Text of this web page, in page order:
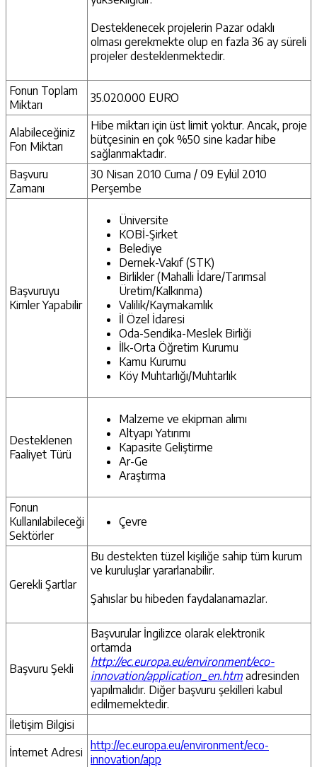
Desteklenecek projelerin Pazar odaklı
olması gerekmekte olup en fazla 36 ay süreli
projeler desteklenmektedir.
Fonun Toplam
Miktarı
35.020.000 EURO
Alabileceğiniz
Fon Miktarı
Hibe miktarı için üst limit yoktur. Ancak, proje
bütçesinin en çok %50 sine kadar hibe
sağlanmaktadır.
Başvuru
Zamanı
30 Nisan 2010 Cuma / 09 Eylül 2010
Perşembe
Başvuruyu
Kimler Yapabilir
Üniversite
KOBİ-Şirket
Belediye
Dernek-Vakıf (STK)
Birlikler (Mahalli İdare/Tarımsal
Üretim/Kalkınma)
Valilik/Kaymakamlık
İl Özel İdaresi
Oda-Sendika-Meslek Birliği
İlk-Orta Öğretim Kurumu
Kamu Kurumu
Köy Muhtarlığı/Muhtarlık
Desteklenen
Faaliyet Türü
Malzeme ve ekipman alımı
Altyapı Yatırımı
Kapasite Geliştirme
Ar-Ge
Araştırma
Fonun
Kullanılabileceği
Sektörler
Çevre
Gerekli Şartlar
Bu destekten tüzel kişiliğe sahip tüm kurum
ve kuruluşlar yararlanabilir.
Şahıslar bu hibeden faydalanamazlar.
Başvuru Şekli
Başvurular İngilizce olarak elektronik
ortamda
http://ec.europa.eu/environment/eco-
innovation/application_en.htm adresinden
yapılmalıdır. Diğer başvuru şekilleri kabul
edilmemektedir.
İletişim Bilgisi
İnternet Adresi http://ec.europa.eu/environment/eco-
innovation/app